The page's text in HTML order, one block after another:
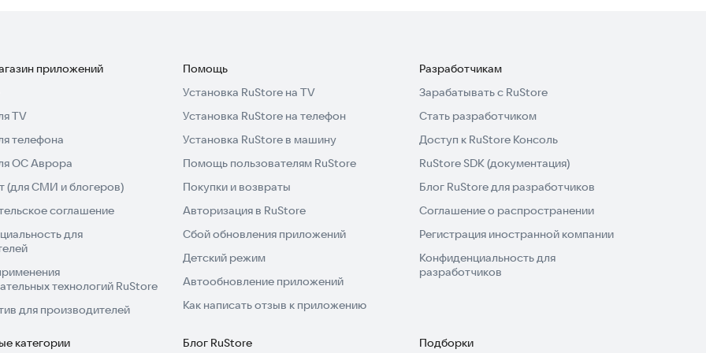
стили.
использовать жирный шрифт для профиля.
тексты разными шрифтами и символами, делая
для обработки контента. Программа
тексты, заголовки, фразы и отдельные
в текстовые поля, подписи к постам или
для современных и творческих людей,
приложений
TV
телефона
ОС Аврора
(для СМИ и блогеров)
соглашение
для
технологий RuStore
для производителей
Помощь
Установка RuStore на TV
Установка RuStore на телефон
Установка RuStore в машину
Помощь пользователям RuStore
Покупки и возвраты
Авторизация в RuStore
Сбой обновления приложений
Детский режим
Автообновление приложений
Как написать отзыв к приложению
Разработчикам
Зарабатывать с RuStore
Стать разработчиком
Доступ к RuStore Консоль
RuStore SDK (документация)
Блог RuStore для разработчиков
Соглашение о распространении
Регистрация иностранной компании
Конфиденциальность для
разработчиков
категории Блог RuStore Подборки